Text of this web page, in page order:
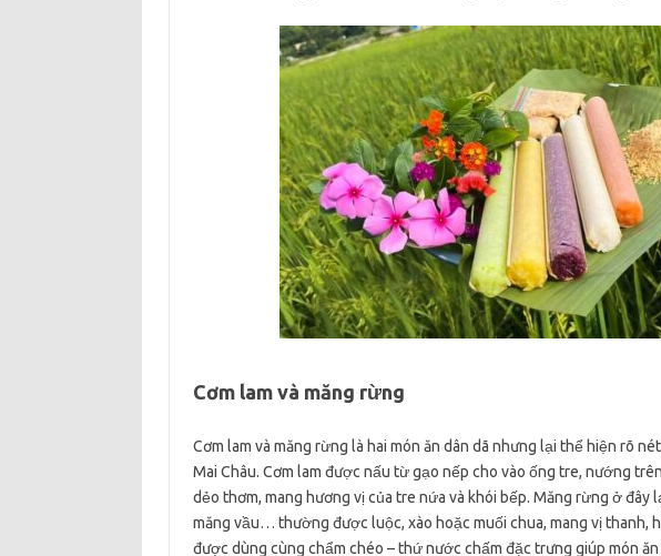
Cơm lam và măng rừng
Cơm lam và măng rừng là hai món ăn dân dã nhưng lại thể hiện rõ
Mai Châu. Cơm lam được nấu từ gạo nếp cho vào ống tre, nướng
dẻo thơm, mang hương vị của tre nứa và khói bếp. Măng rừng ở đây
măng vầu… thường được luộc, xào hoặc muối chua, mang vị thanh,
được dùng cùng chẩm chéo – thứ nước chấm đặc trưng giúp món